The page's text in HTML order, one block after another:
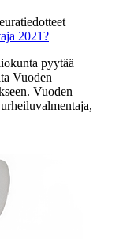
2021?
pyytää
Vuoden
Vuoden